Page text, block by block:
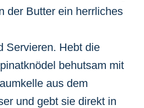
der Butter ein herrliches
Servieren. Hebt die
behutsam mit
aus dem
und gebt sie direkt in